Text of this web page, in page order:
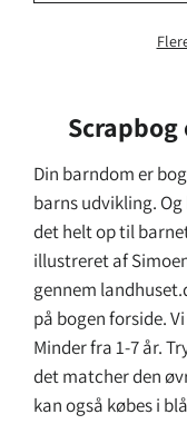
Din barndom er
barns udvikling.
det helt op til
illustreret af
gennem
på bogen forside.
Minder fra 1-7 år.
det matcher den
kan også købes i